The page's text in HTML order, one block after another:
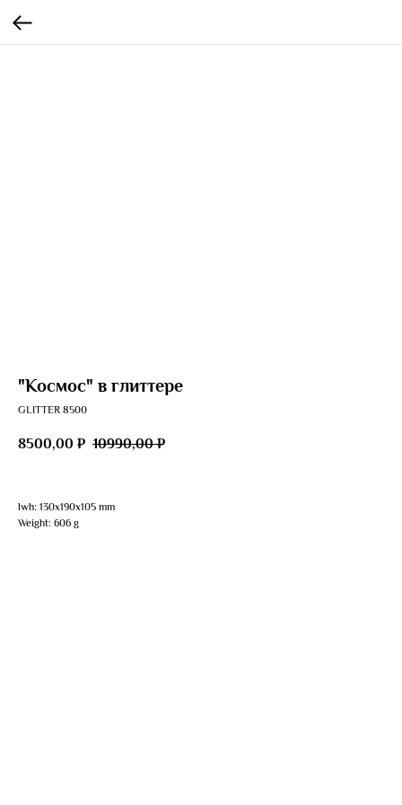
"Космос" в глиттере
GLITTER 8500
8500,00 ₽ 10990,00 ₽
lwh: 130x190x105 mm
Weight: 606 g